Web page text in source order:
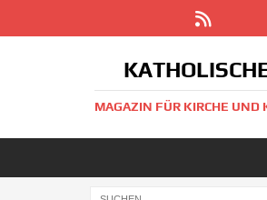
MAGAZIN FÜR KIRCHE UND